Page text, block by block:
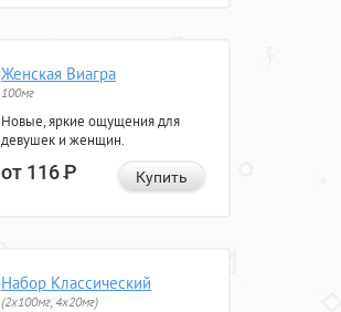
Женская Виагра
100мг
Новые, яркие ощущения для
девушек и женщин.
от 116Р Купить
Набор Классический
(2x100мг, 4x20мг)